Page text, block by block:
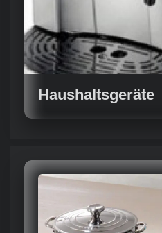
Haushaltsgeräte